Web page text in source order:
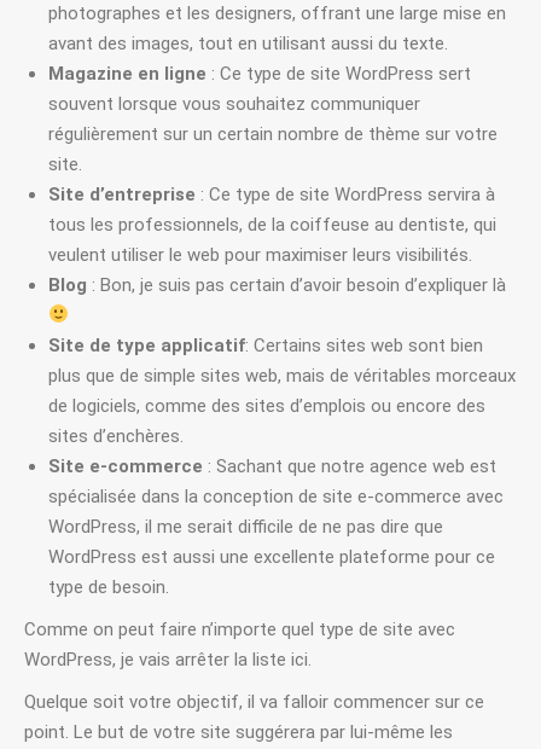
photographes et les designers, offrant une large mise en
avant des images, tout en utilisant aussi du texte.
Magazine en ligne : Ce type de site WordPress sert
souvent lorsque vous souhaitez communiquer
régulièrement sur un certain nombre de thème sur votre
site.
Site d’entreprise : Ce type de site WordPress servira à
tous les professionnels, de la coiffeuse au dentiste, qui
veulent utiliser le web pour maximiser leurs visibilités.
Blog : Bon, je suis pas certain d’avoir besoin d’expliquer là
Site de type applicatif: Certains sites web sont bien
plus que de simple sites web, mais de véritables morceaux
de logiciels, comme des sites d’emplois ou encore des
sites d’enchères.
Site e-commerce : Sachant que notre agence web est
spécialisée dans la conception de site e-commerce avec
WordPress, il me serait difficile de ne pas dire que
WordPress est aussi une excellente plateforme pour ce
type de besoin.
Comme on peut faire n’importe quel type de site avec
WordPress, je vais arrêter la liste ici.
Quelque soit votre objectif, il va falloir commencer sur ce
point. Le but de votre site suggérera par lui-même les